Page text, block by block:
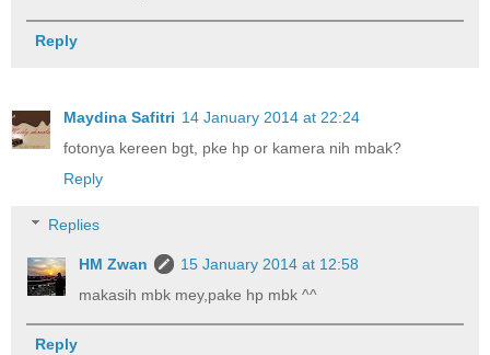
Reply
Maydina Safitri 14 January 2014 at 22:24
fotonya kereen bgt, pke hp or kamera nih mbak?
Reply
Replies
HM Zwan
15 January 2014 at 12:58
makasih mbk mey,pake hp mbk ^^
Reply